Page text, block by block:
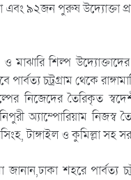
৯২জন পুরুষ উদ্যোক্তা
শিল্প
চট্রগ্রাম থেকে
নিজেদের তৈরিকৃত
অ্যাম্পোরিয়াম
টাঙ্গাইল ও কুমিল্লা
জানান,ঢাকা শহরে